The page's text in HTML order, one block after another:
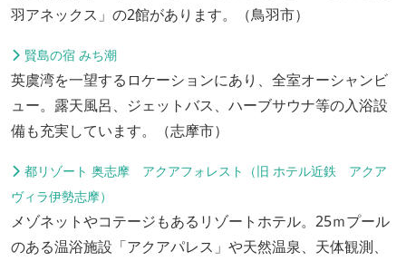
羽アネックス」の2館があります。（鳥羽市）
賢島の宿 みち潮
英虞湾を一望するロケーションにあり、全室オーシャンビ
ュー。露天風呂、ジェットバス、ハーブサウナ等の入浴設
備も充実しています。（志摩市）
都リゾート 奥志摩 アクアフォレスト（旧 ホテル近鉄 アクア
ヴィラ伊勢志摩）
メゾネットやコテージもあるリゾートホテル。25ｍプール
のある温浴施設「アクアパレス」や天然温泉、天体観測、